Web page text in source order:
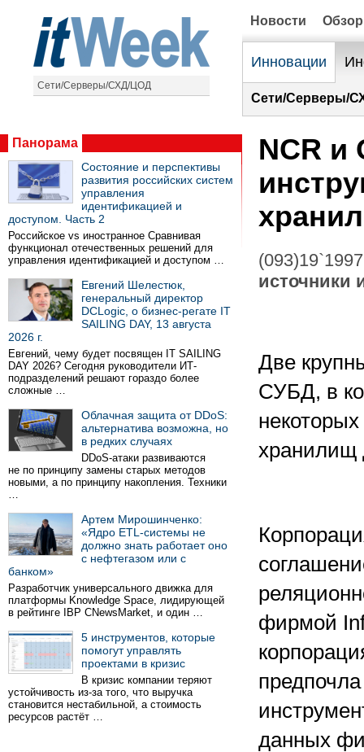
Сети/Серверы/СХД/ЦОД
Новости
Инновации
Сети/Серверы/
Панорама
Состояние и перспективы
развития российских систем
управления
идентификацией и
доступом. Часть 2
Российское vs иностранное Сравнивая
функционал отечественных решений для
управления идентификацией и доступом …
Евгений Шелестюк,
генеральный директор
DCLogic, о бизнес-регате IT
SAILING DAY, 13 августа
2026 г.
Евгений, чему будет посвящен IT SAILING
DAY 2026? Сегодня руководители ИТ-
подразделений решают гораздо более
сложные …
Облачная защита от DDoS:
альтернатива возможна, но
в редких случаях
DDoS-атаки развиваются
не по принципу замены старых методов
новыми, а по принципу накопления. Техники
…
Артем Мирошинченко:
«Ядро ETL-системы не
должно знать работает оно
с нефтегазом или с
банком»
Разработчик универсального движка для
платформы Knowledge Space, лидирующей
в рейтинге IBP CNewsMarket, и один …
5 инструментов, которые
помогут управлять
проектами в кризис
В кризис компании теряют
устойчивость из-за того, что выручка
становится нестабильной, а стоимость
ресурсов растёт …
NCR и
(093)19`1997
источники
Две
СУБД, в
хранилищ
фирмой
данных